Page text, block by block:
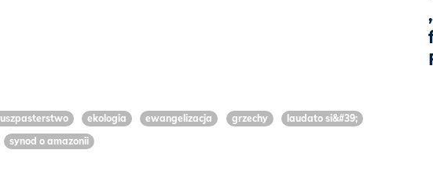
ekologia ewangelizacja grzechy
laudato si&#39;
synod o amazonii